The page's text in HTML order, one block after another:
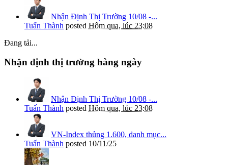
Nhận Định Thị Trường 10/08 -...
Tuấn Thành posted Hôm qua, lúc 23:08
Đang tải...
Nhận định thị trường hàng ngày
Nhận Định Thị Trường 10/08 -...
Tuấn Thành posted Hôm qua, lúc 23:08
VN-Index thủng 1.600, danh mục...
Tuấn Thành posted 10/11/25